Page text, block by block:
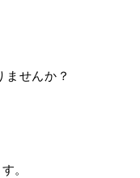
せんか？
。